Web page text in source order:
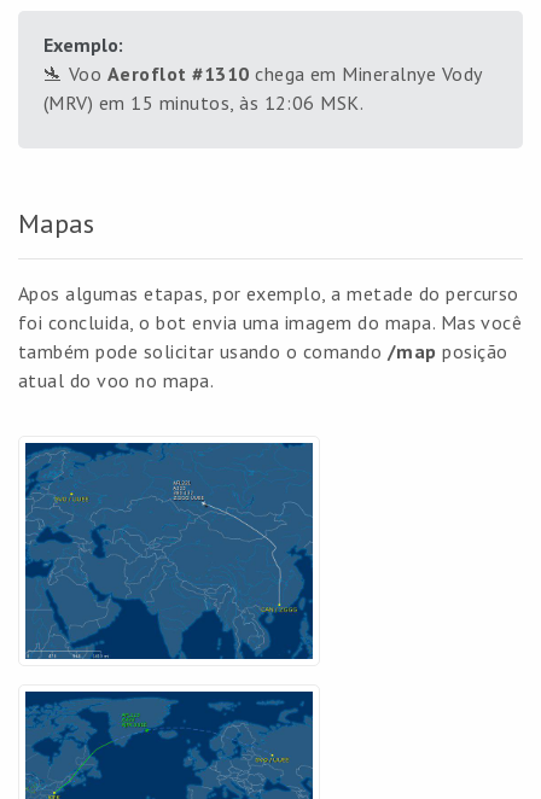
Exemplo:
🛬 Voo Aeroflot #1310 chega em Mineralnye Vody
(MRV) em 15 minutos, às 12:06 MSK.
Mapas
Apos algumas etapas, por exemplo, a metade do percurso
foi concluida, o bot envia uma imagem do mapa. Mas você
também pode solicitar usando o comando /map posição
atual do voo no mapa.